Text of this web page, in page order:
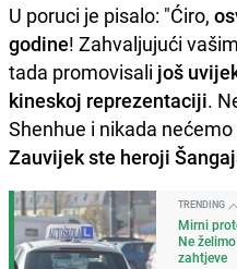
U poruci je pisalo: "Ćiro,
godine! Zahvaljujući
tada promovisali još
kineskoj reprezentaciji.
Shenhue i nikada
Zauvijek ste heroji
TRENDING
Mirni
Ne
zahtjeve